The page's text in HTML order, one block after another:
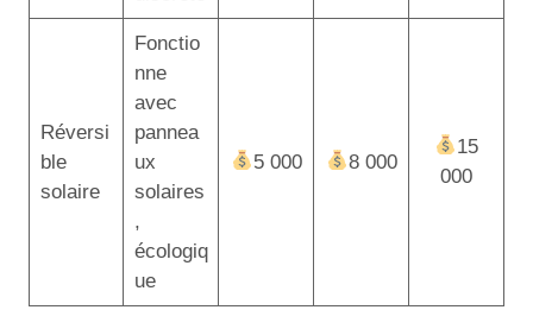
Réversi
ble
solaire
Fonctio
nne
avec
pannea
ux
solaires
,
écologiq
ue
5 000 8 000
15
000